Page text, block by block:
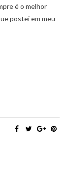
é o melhor
postei em meu